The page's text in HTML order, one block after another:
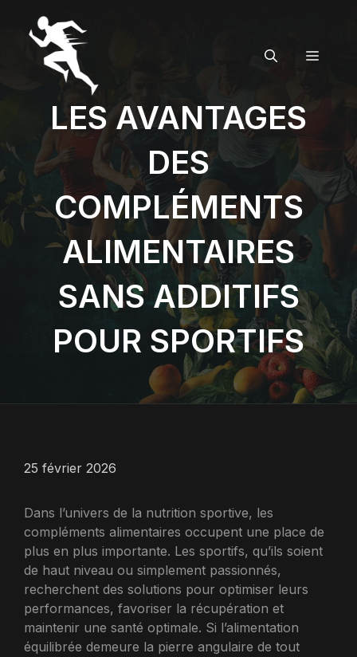
contenu
MENU
LES AVANTAGES
DES
COMPLÉMENTS
ALIMENTAIRES
SANS ADDITIFS
POUR SPORTIFS
25 février 2026
Dans l’univers de la nutrition sportive, les
compléments alimentaires occupent une place de
plus en plus importante. Les sportifs, qu’ils soient
de haut niveau ou simplement passionnés,
recherchent des solutions pour optimiser leurs
performances, favoriser la récupération et
maintenir une santé optimale. Si l’alimentation
équilibrée demeure la pierre angulaire de tout